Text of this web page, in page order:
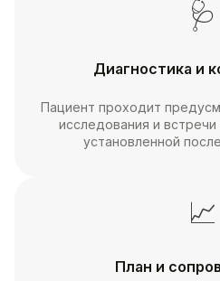
🩺
Диагностика и
Пациент проходит
исследования и
установленной
📈
План и